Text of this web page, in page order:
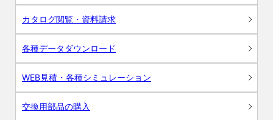
カタログ閲覧・資料請求
各種データダウンロード
WEB見積・各種シミュレーション
交換用部品の購入